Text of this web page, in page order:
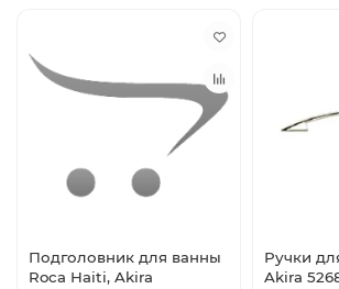
Подголовник для ванны
Roca Haiti, Akira
Ручки
Akira